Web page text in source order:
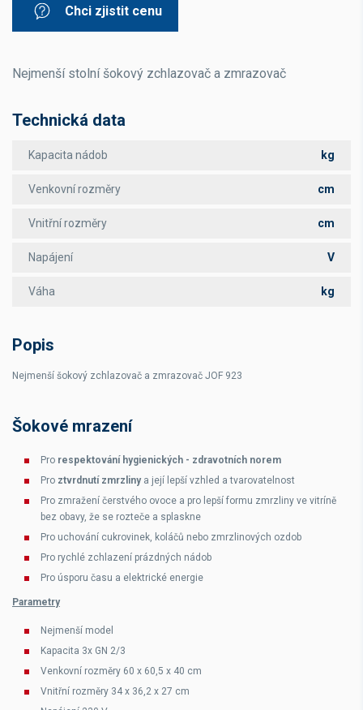
Chci zjistit cenu
Nejmenší stolní šokový zchlazovač a zmrazovač
Technická data
Kapacita nádob kg
Venkovní rozměry cm
Vnitřní rozměry cm
Napájení V
Váha kg
Popis
Nejmenší šokový zchlazovač a zmrazovač JOF 923
Šokové mrazení
Pro respektování hygienických - zdravotních norem
Pro ztvrdnutí zmrzlinya její lepší vzhled a tvarovatelnost
Pro zmražení čerstvého ovoce a pro lepší formu zmrzliny ve vitríně
bez obavy, že se rozteče a splaskne
Pro uchování cukrovinek, koláčů nebo zmrzlinových ozdob
Pro rychlé zchlazení prázdných nádob
Pro úsporu času a elektrické energie
Parametry
Nejmenší model
Kapacita 3x GN 2/3
Venkovní rozměry 60 x 60,5 x 40 cm
Vnitřní rozměry 34 x 36,2 x 27 cm